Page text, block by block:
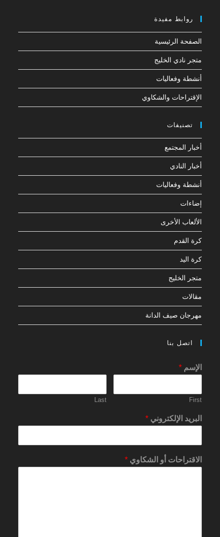
روابط مفيدة
الصفحة الرئيسية
متجر نادي الخليج
أنشطة وفعاليات
الإقتراحات والشكاوي
تصنيفات
أخبار المجتمع
أخبار النادي
أنشطة وفعاليات
إضاءات
الألعاب الأخرى
كرة القدم
كرة اليد
متجر الخليج
مقالات
مهرجان صيف الدانة
اتصل بنا
الإسم*
First
Last
البريد الإلكتروني*
الاقتراحات أو الشكاوي*